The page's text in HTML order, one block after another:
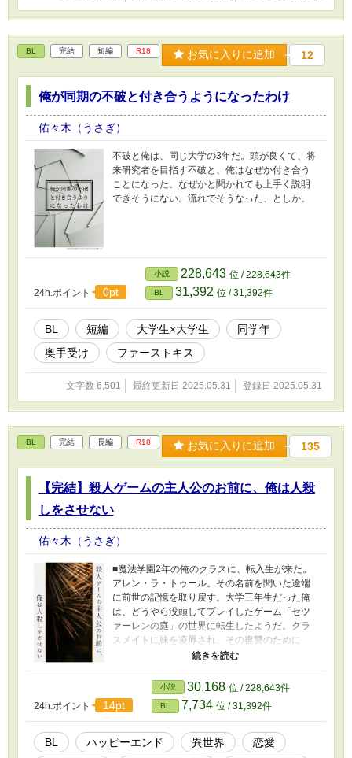
BL 完結 短編 R18 お気に入りに追加 12
俺が同期の不破と付き合うようになったわけ
佑々木（うさぎ）
不破と俺は、同じ大学の3年だ。頭が良くて、将
来研究者を目指す不破と、俺はなぜか付き合う
ことになった。なぜかと聞かれても上手く説明
できそうにない。流れでそうなった、としか。
24h.ポイント 0pt
小説 228,643 位 / 228,643件
BL 31,392 位 / 31,392件
BL 短編 大学生×大学生
同学年
奥手受け
ファーストキス
文字数 6,501 最終更新日 2025.05.31 登録日 2025.05.31
BL 完結 長編 R18 お気に入りに追加 135
【完結】殺人ゲームの主人公のお前に、俺は人殺
しをさせない
佑々木（うさぎ）
■魔法学園2年の俺のクラスに、転入生が来た。
アレン・ラ・トゥール。その名前を聞いた途端
に前世の記憶を取り戻す。大学三年生だった俺
は、どうやら没頭してプレイしたゲーム「セツ
ァーレンの庭」の世界に転生したようだ。クラ
スメイトに妹を凌辱され、その復讐のために
次々に人を殺す主人公、それが転入生アレン
動することにしたのだが、どうしてもシナリオ
通りに進んでいってしまう。その上、思惑とは
違った方向へと転がり始め──。 ■ゲーム世界に
転生したセルジュが奔走し、やがて恋に落ちる
ラブストーリーです。 ■【主人公のセルジュが攻
め】です。 ■BL18禁要素がありますのでご注意
24h.ポイント 14pt
小説 30,168 位 / 228,643件
BL 7,734 位 / 31,392件
BL ハッピーエンド 異世界 恋愛